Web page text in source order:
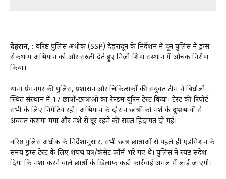
देहरादून, : वरिष्ठ पुलिस अधीक्षक (SSP) देहरादून के निर्देशन में दून पुलिस ने ड्रग्स
रोकथाम अभियान को और सख्ती देते हुए निजी शिक्षण संस्थान में औचक निरीक्षण
किया।
थाना प्रेमनगर की पुलिस, प्रशासन और चिकित्सकों की संयुक्त टीम ने बिधौली
स्थित संस्थान में 17 छात्रों-छात्राओं का रेन्डम यूरिन टेस्ट किया। टेस्ट की रिपोर्ट
सभी के लिए निगेटिव रही। अभियान के दौरान छात्रों को नशे के दुष्प्रभावों से
अवगत कराया गया और नशे से दूर रहने की सख्त हिदायत दी गई।
वरिष्ठ पुलिस अधीक्षक के निर्देशानुसार, सभी छात्र-छात्राओं से पहले ही एडमिशन के
समय ड्रग्स टेस्ट के लिए शपथ पत्र/कंसेंट फॉर्म भरे गए थे। पुलिस ने स्पष्ट संदेश
दिया कि नशा करने वाले छात्रों के खिलाफ कड़ी कार्रवाई अमल में लाई जाएगी।